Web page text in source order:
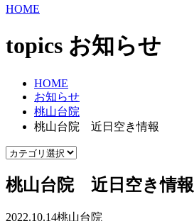
HOME
topics お知らせ
HOME
お知らせ
桃山台院
桃山台院 近日空き情報
桃山台院 近日空き情報
2022.10.14桃山台院